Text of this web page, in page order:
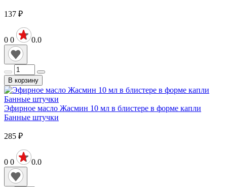
137 ₽
0 0 0.0
В корзину
Эфирное масло Жасмин 10 мл в блистере в форме капли
Банные штучки
285 ₽
0 0 0.0